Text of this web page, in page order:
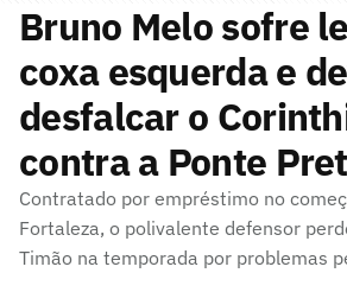
Bruno Melo sofre
coxa esquerda e
desfalcar o
contra a Ponte
Contratado por empréstimo no
Fortaleza, o polivalente defensor
Timão na temporada por problemas